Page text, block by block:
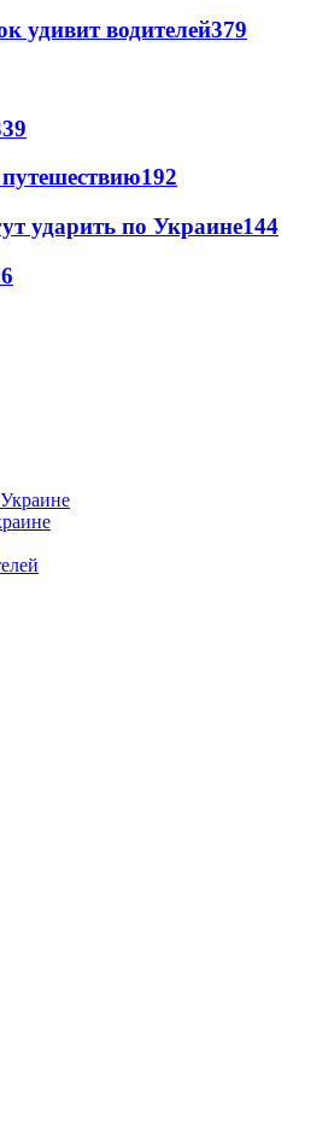
удивит водителей379
192
ударить по Украине144